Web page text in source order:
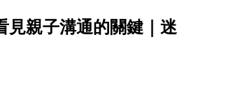
見親子溝通的關鍵｜迷